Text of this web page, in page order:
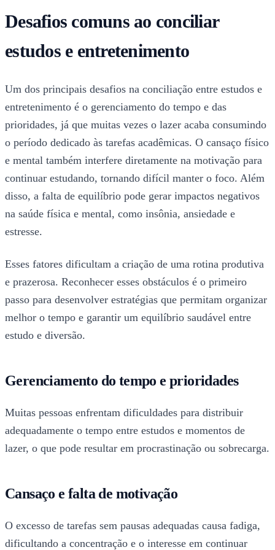
Desafios comuns ao conciliar
estudos e entretenimento
Um dos principais desafios na conciliação entre estudos e
entretenimento é o gerenciamento do tempo e das
prioridades, já que muitas vezes o lazer acaba consumindo
o período dedicado às tarefas acadêmicas. O cansaço físico
e mental também interfere diretamente na motivação para
continuar estudando, tornando difícil manter o foco. Além
disso, a falta de equilíbrio pode gerar impactos negativos
na saúde física e mental, como insônia, ansiedade e
estresse.
Esses fatores dificultam a criação de uma rotina produtiva
e prazerosa. Reconhecer esses obstáculos é o primeiro
passo para desenvolver estratégias que permitam organizar
melhor o tempo e garantir um equilíbrio saudável entre
estudo e diversão.
Gerenciamento do tempo e prioridades
Muitas pessoas enfrentam dificuldades para distribuir
adequadamente o tempo entre estudos e momentos de
lazer, o que pode resultar em procrastinação ou sobrecarga.
Cansaço e falta de motivação
O excesso de tarefas sem pausas adequadas causa fadiga,
dificultando a concentração e o interesse em continuar